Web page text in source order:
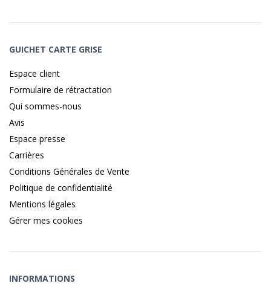
GUICHET CARTE GRISE
Espace client
Formulaire de rétractation
Qui sommes-nous
Avis
Espace presse
Carrières
Conditions Générales de Vente
Politique de confidentialité
Mentions légales
Gérer mes cookies
INFORMATIONS